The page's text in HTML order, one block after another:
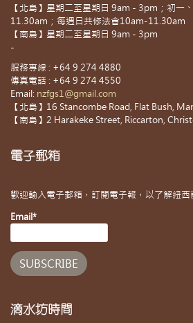
【北島】星期二至星期日 9am - 3pm；初一
11.30am；每週日共修法會10am-11.30am
【南島】星期二至星期日 9am - 3pm
-
服務專線 : +64 9 274 4880
傳真電話 : +64 9 274 4550
Email: nzfgs1@gmail.com
【北島】16 Stancombe Road, Flat Bush,
【南島】2 Harakeke Street, Riccarton,
電子郵箱
歡迎輸入電子郵箱，訂閱電子報，以了解紐
Email*
滴水坊時間